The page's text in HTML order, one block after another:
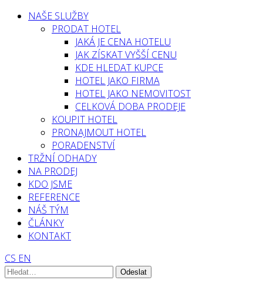
NAŠE SLUŽBY
PRODAT HOTEL
JAKÁ JE CENA HOTELU
JAK ZÍSKAT VYŠŠÍ CENU
KDE HLEDAT KUPCE
HOTEL JAKO FIRMA
HOTEL JAKO NEMOVITOST
CELKOVÁ DOBA PRODEJE
KOUPIT HOTEL
PRONAJMOUT HOTEL
PORADENSTVÍ
TRŽNÍ ODHADY
NA PRODEJ
KDO JSME
REFERENCE
NÁŠ TÝM
ČLÁNKY
KONTAKT
CS EN